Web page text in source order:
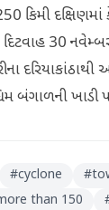
કિમી દક્ષિણમાં
30
દરિયાકાંઠાથી
બંગાળની ખાડી
#cyclone #
than 150